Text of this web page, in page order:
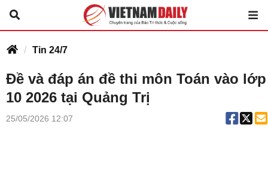
Tin 24/7
Đề và đáp án đề thi môn Toán vào lớp
10 2026 tại Quảng Trị
25/05/2026 12:07